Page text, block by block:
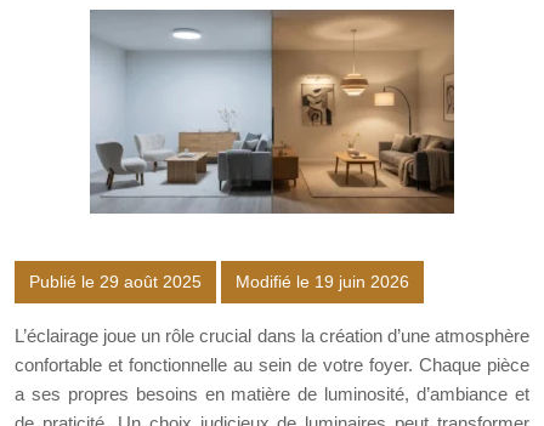
Publié le 29 août 2025 Modifié le 19 juin 2026
L’éclairage joue un rôle crucial dans la création d’une atmosphère
confortable et fonctionnelle au sein de votre foyer. Chaque pièce
a ses propres besoins en matière de luminosité, d’ambiance et